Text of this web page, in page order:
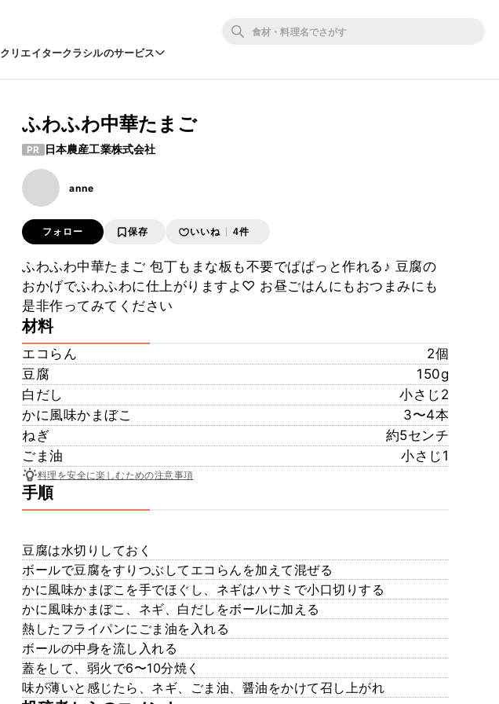
クリエイタークラシルのサービス
ふわふわ中華たまご
PR 日本農産工業株式会社
anne
フォロー 保存 いいね 4件
ふわふわ中華たまご 包丁もまな板も不要でぱぱっと作れる♪ 豆腐の
おかげでふわふわに仕上がりますよ♡ お昼ごはんにもおつまみにも
是非作ってみてください
材料
エコらん
2個
豆腐
150g
白だし
小さじ2
かに風味かまぼこ
3〜4本
ねぎ
約5センチ
ごま油
小さじ1
料理を安全に楽しむための注意事項
手順
豆腐は水切りしておく
ボールで豆腐をすりつぶしてエコらんを加えて混ぜる
かに風味かまぼこを手でほぐし、ネギはハサミで小口切りする
かに風味かまぼこ、ネギ、白だしをボールに加える
熱したフライパンにごま油を入れる
ボールの中身を流し入れる
蓋をして、弱火で6〜10分焼く
味が薄いと感じたら、ネギ、ごま油、醤油をかけて召し上がれ